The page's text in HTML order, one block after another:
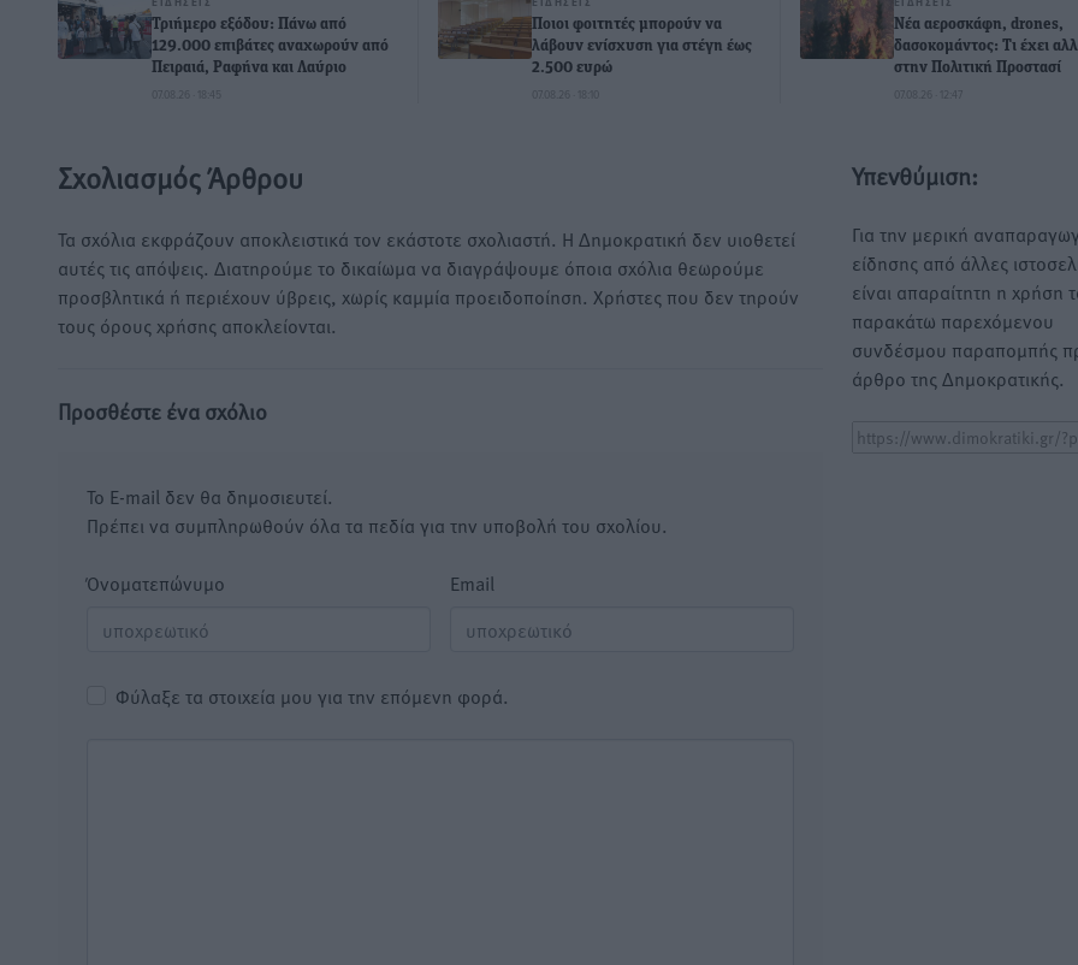
Τριήμερο εξόδου: Πάνω από
129.000 επιβάτες αναχωρούν από
Πειραιά, Ραφήνα και Λαύριο
07.08.26 · 18:45
Ποιοι φοιτητές μπορούν να
λάβουν ενίσχυση για στέγη έως
2.500 ευρώ
07.08.26 · 18:10
Νέα αεροσκάφη, drones,
δασοκομάντος: Τι έχει
στην Πολιτική Προστασί
07.08.26 · 12:47
Σχολιασμός Άρθρου
Τα σχόλια εκφράζουν αποκλειστικά τον εκάστοτε σχολιαστή. Η Δημοκρατική δεν υιοθετεί
αυτές τις απόψεις. Διατηρούμε το δικαίωμα να διαγράψουμε όποια σχόλια θεωρούμε
προσβλητικά ή περιέχουν ύβρεις, χωρίς καμμία προειδοποίηση. Χρήστες που δεν τηρούν
τους όρους χρήσης αποκλείονται.
Προσθέστε ένα σχόλιο
Το E-mail δεν θα δημοσιευτεί.
Πρέπει να συμπληρωθούν όλα τα πεδία για την υποβολή του σχολίου.
Όνοματεπώνυμο Email
Φύλαξε τα στοιχεία μου για την επόμενη φορά.
Υπενθύμιση:
Για την μερική
είδησης από άλλες
είναι απαραίτητη η χρήση
παρακάτω παρεχόμενου
συνδέσμου παραπομπής
άρθρο της Δημοκρατικής.